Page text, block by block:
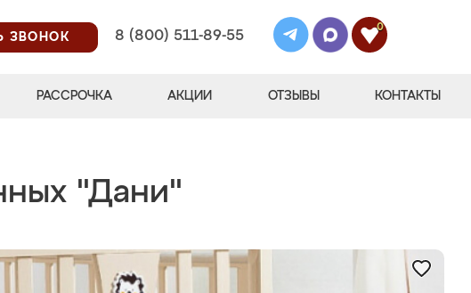
ЗВОНОК
8 (800) 511-89-55
0
РАССРОЧКА АКЦИИ ОТЗЫВЫ КОНТАКТЫ
"Дани"